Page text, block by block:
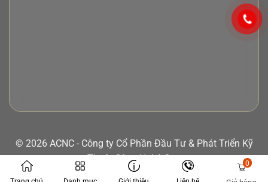
© 2026 ACNC - Công ty Cổ Phần Đầu Tư & Phát Triển Kỹ
Thuật Công Nghệ Cao
0